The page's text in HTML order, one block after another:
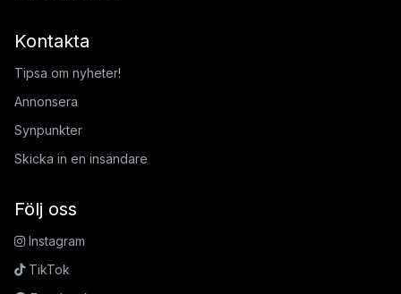
Kontakta
Tipsa om nyheter!
Annonsera
Synpunkter
Skicka in en insändare
Följ oss
Instagram
TikTok